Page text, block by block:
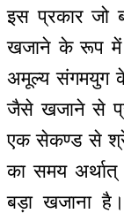
इस प्रकार जो
खजाने के रूप में
अमूल्य संगमयुग
जैसे खजाने से
एक सेकण्ड से
का समय
बड़ा खजाना